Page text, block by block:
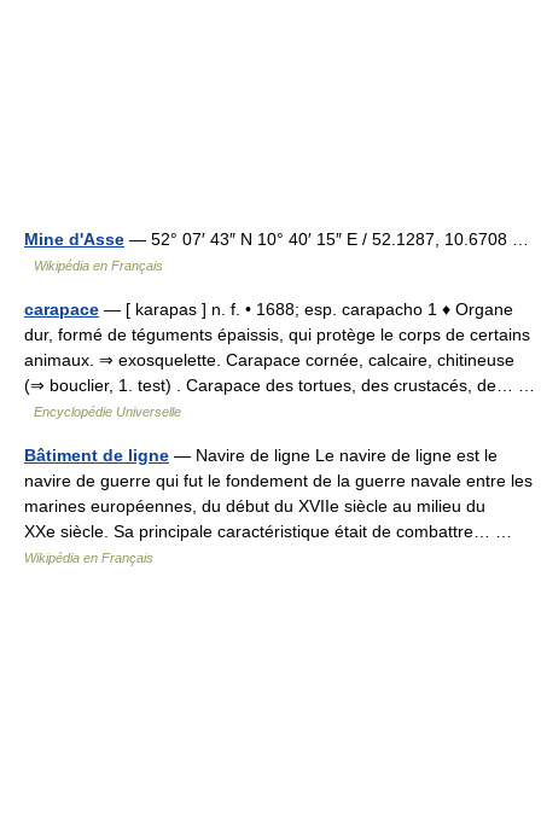
Mine d'Asse — 52° 07′ 43″ N 10° 40′ 15″ E / 52.1287, 10.6708 …
Wikipédia en Français
carapace — [ karapas ] n. f. • 1688; esp. carapacho 1 ♦ Organe
dur, formé de téguments épaissis, qui protège le corps de certains
animaux. ⇒ exosquelette. Carapace cornée, calcaire, chitineuse
(⇒ bouclier, 1. test) . Carapace des tortues, des crustacés, de… …
Encyclopédie Universelle
Bâtiment de ligne — Navire de ligne Le navire de ligne est le
navire de guerre qui fut le fondement de la guerre navale entre les
marines européennes, du début du XVIIe siècle au milieu du
XXe siècle. Sa principale caractéristique était de combattre… …
Wikipédia en Français